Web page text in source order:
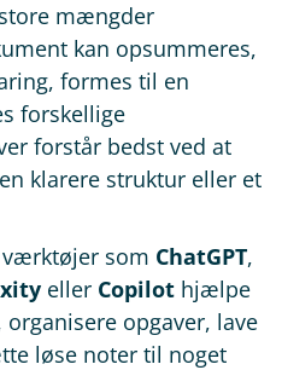
mængder
kan opsummeres,
formes til en
forskellige
forstår bedst ved at
klarere struktur eller et
værktøjer som ChatGPT,
eller Copilot hjælpe
opgaver, lave
løse noter til noget